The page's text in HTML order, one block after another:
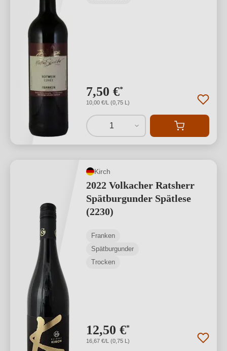
7,50 €*
10,00 €/L (0,75 L)
1
Kirch
2022 Volkacher Ratsherr
Spätburgunder Spätlese
(2230)
Franken
Spätburgunder
Trocken
12,50 €*
16,67 €/L (0,75 L)